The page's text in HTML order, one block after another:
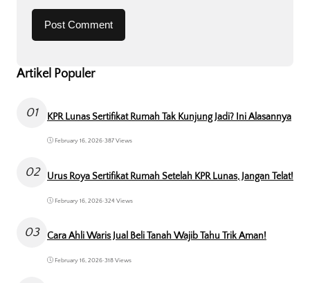
Artikel Populer
01 KPR Lunas Sertifikat Rumah Tak Kunjung Jadi? Ini Alasannya
February 16, 2026•387 Views
02 Urus Roya Sertifikat Rumah Setelah KPR Lunas, Jangan Telat!
February 16, 2026• 324 Views
03 Cara Ahli Waris Jual Beli Tanah Wajib Tahu Trik Aman!
February 16, 2026• 318 Views